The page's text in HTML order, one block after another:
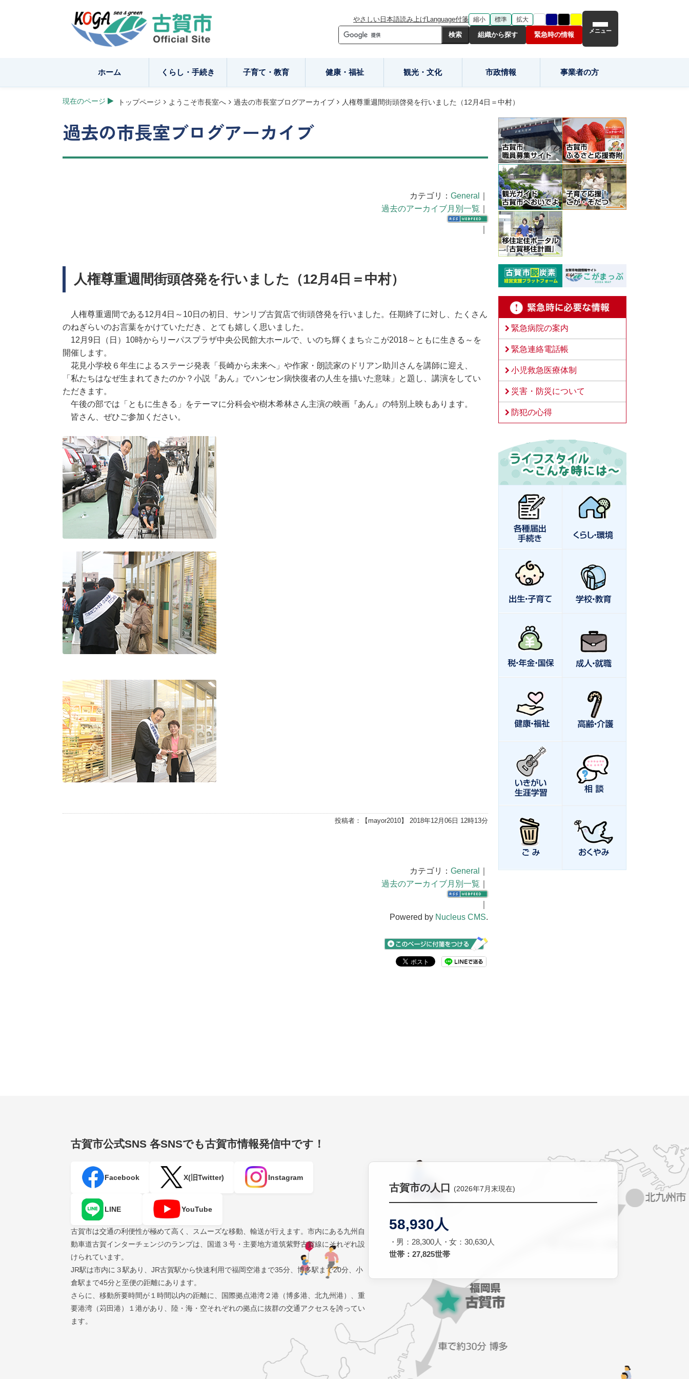
やさしい日本語読み上げLanguage付箋 縮小 標準 拡大
組織から探す 緊急時の情報 メニュー
ホーム くらし・手続き 子育て・教育 健康・福祉 観光・文化 市政情報 事業者の方
現在のページ トップページ ようこそ市長室へ 過去の市長室ブログアーカイブ 人権尊重週間街頭啓発を行いました（12月4日＝中村）
過去の市長室ブログアーカイブ
カテゴリ： General
過去のアーカイブ月別一覧
人権尊重週間街頭啓発を行いました（12月4日＝中村）
人権尊重週間である12月4日～10日の初日、サンリブ古賀店で街頭啓発を行いました。任期終了に対し、たくさん
のねぎらいのお言葉をかけていただき、とても嬉しく思いました。
12月9日（日）10時からリーパスプラザ中央公民館大ホールで、いのち輝くまち☆こが2018～ともに生きる～を
開催します。
花見小学校６年生によるステージ発表「長崎から未来へ」や作家・朗読家のドリアン助川さんを講師に迎え、
「私たちはなぜ生まれてきたのか？小説『あん』でハンセン病快復者の人生を描いた意味」と題し、講演をしてい
ただきます。
午後の部では「ともに生きる」をテーマに分科会や樹木希林さん主演の映画『あん』の特別上映もあります。
皆さん、ぜひご参加ください。
投稿者：【mayor2010】 2018年12月06日 12時13分
カテゴリ： General
過去のアーカイブ月別一覧
Powered by Nucleus CMS.
緊急病院の案内
緊急連絡電話帳
小児救急医療体制
災害・防災について
防犯の心得
古賀市公式SNS 各SNSでも古賀市情報発信中です！
Facebook X(旧Twitter) Instagram
LINE YouTube
古賀市は交通の利便性が極めて高く、スムーズな移動、輸送が行えます。市内にある九州自
動車道古賀インターチェンジのランプは、国道３号・主要地方道筑紫野古賀線にそれぞれ設
けられています。
JR駅は市内に３駅あり、JR古賀駅から快速利用で福岡空港まで35分、博多駅まで20分、小
倉駅まで45分と至便の距離にあります。
さらに、移動所要時間が１時間以内の距離に、国際拠点港湾２港（博多港、北九州港）、重
要港湾（苅田港）１港があり、陸・海・空それぞれの拠点に抜群の交通アクセスを誇ってい
ます。
古賀市の人口 (2026年7月末現在)
58,930人
男：28,300人
女：30,630人
世帯：27,825世帯